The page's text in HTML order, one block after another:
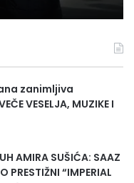
ga
zanimljiva
VESELJA, MUZIKE I
AMIRA SUŠIĆA: SAAZ
PRESTIŽNI “IMPERIAL